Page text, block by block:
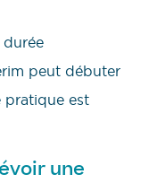
peut débuter
pratique est
une